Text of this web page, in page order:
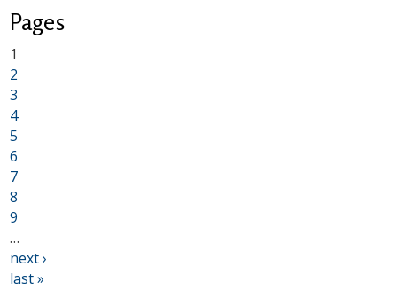
Pages
1
2
3
4
5
6
7
8
9
…
next ›
last »